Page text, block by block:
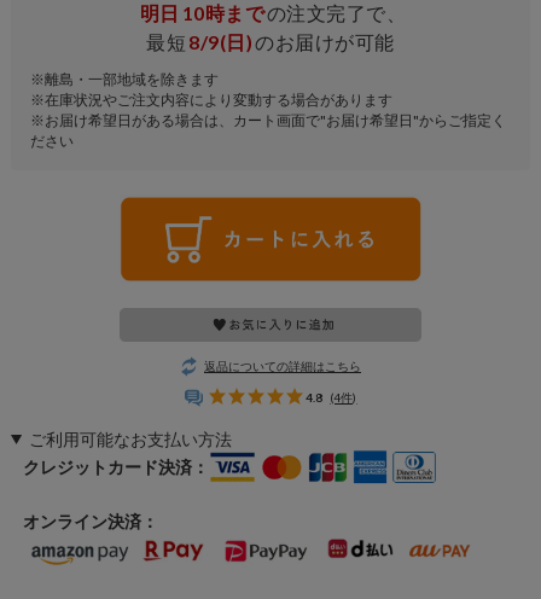
明日 10時までの注文完了で、
最短 8/9(日)のお届けが可能
※離島・一部地域を除きます
※在庫状況やご注文内容により変動する場合があります
※お届け希望日がある場合は、カート画面で"お届け希望日"からご指定く
ださい
返品についての詳細はこちら
4.8 (4件)
ご利用可能なお支払い方法
クレジットカード決済：
オンライン決済：